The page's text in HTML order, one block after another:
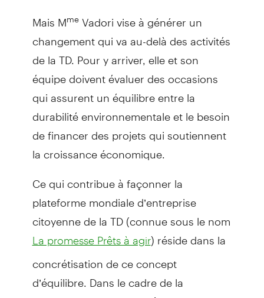
Mais MmeVadori vise à générer un
changement qui va au-delà des activités
de la TD. Pour y arriver, elle et son
équipe doivent évaluer des occasions
qui assurent un équilibre entre la
durabilité environnementale et le besoin
de financer des projets qui soutiennent
la croissance économique.
Ce qui contribue à façonner la
plateforme mondiale d’entreprise
citoyenne de la TD (connue sous le nom
La promesse Prêts à agir) réside dans la
concrétisation de ce concept
d’équilibre. Dans le cadre de la